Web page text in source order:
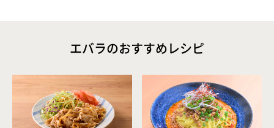
エバラのおすすめレシピ